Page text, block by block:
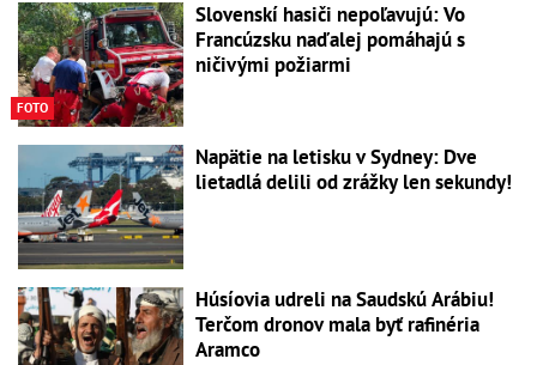
FOTO
Slovenskí hasiči nepoľavujú: Vo
Francúzsku naďalej pomáhajú s
ničivými požiarmi
Napätie na letisku v Sydney: Dve
lietadlá delili od zrážky len sekundy!
Húsíovia udreli na Saudskú Arábiu!
Terčom dronov mala byť rafinéria
Aramco